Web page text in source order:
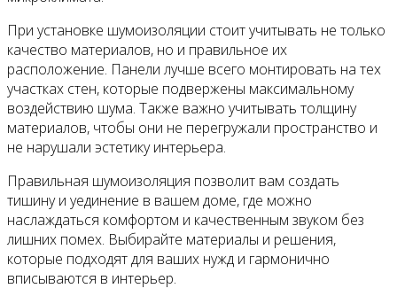
При установке шумоизоляции стоит учитывать не только
качество материалов, но и правильное их
расположение. Панели лучше всего монтировать на тех
участках стен, которые подвержены максимальному
воздействию шума. Также важно учитывать толщину
материалов, чтобы они не перегружали пространство и
не нарушали эстетику интерьера.
Правильная шумоизоляция позволит вам создать
тишину и уединение в вашем доме, где можно
наслаждаться комфортом и качественным звуком без
лишних помех. Выбирайте материалы и решения,
которые подходят для ваших нужд и гармонично
вписываются в интерьер.